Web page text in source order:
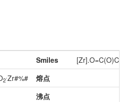
Smiles
2
.Zr#%#
熔点
沸点